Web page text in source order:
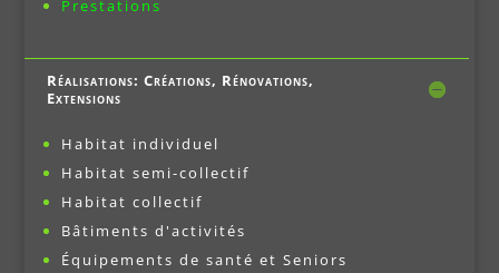
Prestations
Réalisations: Créations, Rénovations,
Extensions
Habitat individuel
Habitat semi-collectif
Habitat collectif
Bâtiments d'activités
Équipements de santé et Seniors